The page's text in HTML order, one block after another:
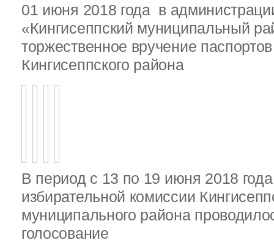
01 июня 2018 года в
«Кингисеппский муниципальный
торжественное вручение
Кингисеппского района
В период с 13 по 19 июня 2018
избирательной комиссии
муниципального района
голосование